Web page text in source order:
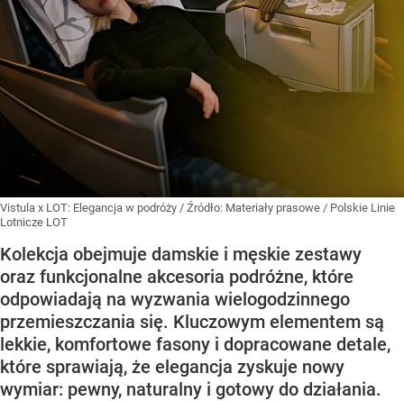
Vistula x LOT: Elegancja w podróży / Źródło: Materiały prasowe / Polskie Linie
Lotnicze LOT
Kolekcja obejmuje damskie i męskie zestawy
oraz funkcjonalne akcesoria podróżne, które
odpowiadają na wyzwania wielogodzinnego
przemieszczania się. Kluczowym elementem są
lekkie, komfortowe fasony i dopracowane detale,
które sprawiają, że elegancja zyskuje nowy
wymiar: pewny, naturalny i gotowy do działania.